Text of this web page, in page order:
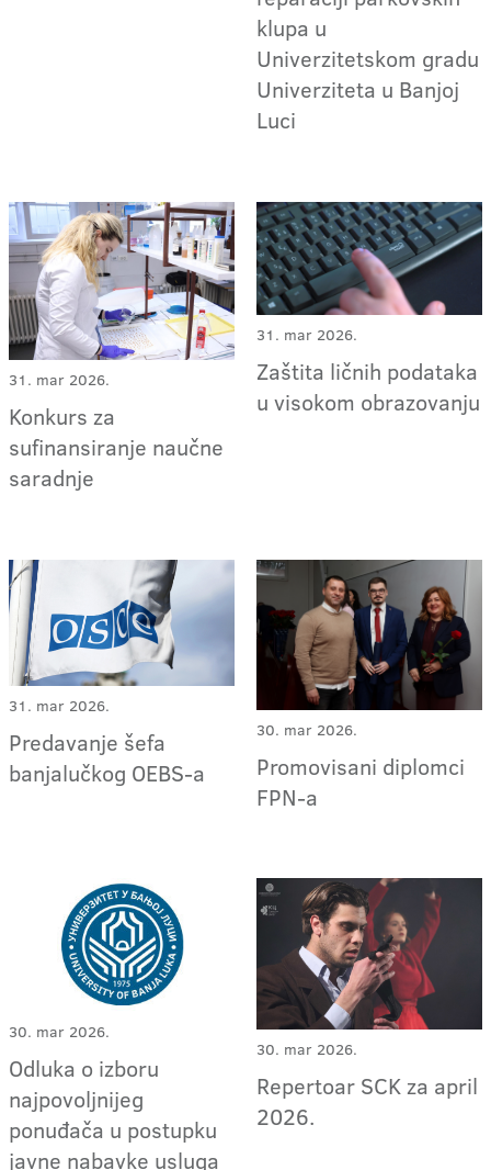
klupa u
Univerzitetskom gradu
Univerziteta u Banjoj
Luci
31. mar 2026.
Konkurs za
sufinansiranje naučne
saradnje
31. mar 2026.
Zaštita ličnih podataka
u visokom obrazovanju
31. mar 2026.
Predavanje šefa
banjalučkog OEBS-a
30. mar 2026.
Promovisani diplomci
FPN-a
30. mar 2026.
Odluka o izboru
najpovoljnijeg
ponuđača u postupku
javne nabavke usluga
30. mar 2026.
Repertoar SCK za april
2026.